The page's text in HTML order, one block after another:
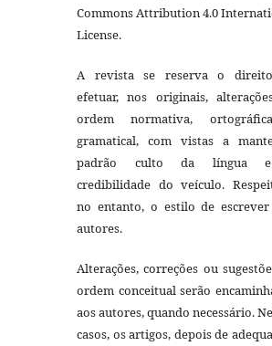
Commons Attribution 4.0
License.
A revista se reserva o
efetuar, nos originais,
ordem normativa,
gramatical, com vistas a
padrão culto da língua
credibilidade do veículo.
no entanto, o estilo de
autores.
Alterações, correções ou
ordem conceitual serão
aos autores, quando necessário.
casos, os artigos, depois de